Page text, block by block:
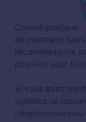
Conseil pratique
de paiement
recommandons
plus vite pour
Si vous avez
signalez-le
téléphonique